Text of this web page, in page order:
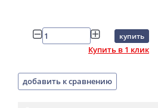
купить
Купить в 1 клик
добавить к сравнению